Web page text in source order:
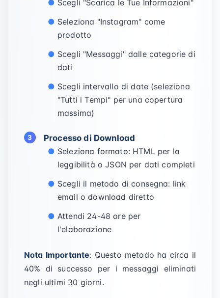
Scegli "Scarica le Tue Informazioni"
Seleziona "Instagram" come
prodotto
Scegli "Messaggi" dalle categorie di
dati
Scegli intervallo di date (seleziona
"Tutti i Tempi" per una copertura
massima)
Processo di Download
Seleziona formato: HTML per la
leggibilità o JSON per dati completi
Scegli il metodo di consegna: link
email o download diretto
Attendi 24-48 ore per
l'elaborazione
Nota Importante: Questo metodo ha circa il
40% di successo per i messaggi eliminati
negli ultimi 30 giorni.